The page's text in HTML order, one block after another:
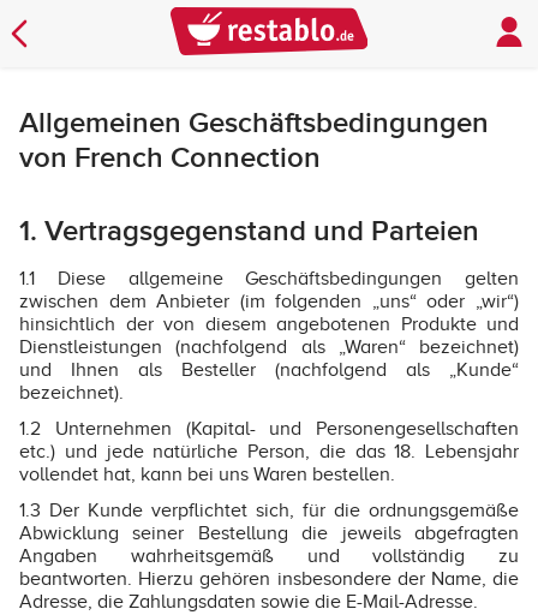
Allgemeinen Geschäftsbedingungen
von French Connection
1. Vertragsgegenstand und Parteien
1.1 Diese allgemeine Geschäftsbedingungen gelten
zwischen dem Anbieter (im folgenden „uns“ oder „wir“)
hinsichtlich der von diesem angebotenen Produkte und
Dienstleistungen (nachfolgend als „Waren“ bezeichnet)
und Ihnen als Besteller (nachfolgend als „Kunde“
bezeichnet).
1.2 Unternehmen (Kapital- und Personengesellschaften
etc.) und jede natürliche Person, die das 18. Lebensjahr
vollendet hat, kann bei uns Waren bestellen.
1.3 Der Kunde verpflichtet sich, für die ordnungsgemäße
Abwicklung seiner Bestellung die jeweils abgefragten
Angaben wahrheitsgemäß und vollständig zu
beantworten. Hierzu gehören insbesondere der Name, die
Adresse, die Zahlungsdaten sowie die E-Mail-Adresse.